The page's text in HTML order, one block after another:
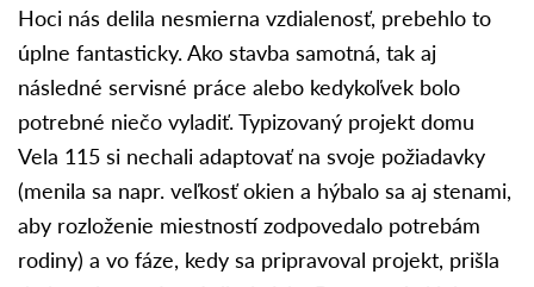
Hoci nás delila nesmierna vzdialenosť, prebehlo to
úplne fantasticky. Ako stavba samotná, tak aj
následné servisné práce alebo kedykoľvek bolo
potrebné niečo vyladiť. Typizovaný projekt domu
Vela 115 si nechali adaptovať na svoje požiadavky
(menila sa napr. veľkosť okien a hýbalo sa aj stenami,
aby rozloženie miestností zodpovedalo potrebám
rodiny) a vo fáze, kedy sa pripravoval projekt, prišla